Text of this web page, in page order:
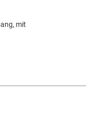
mit